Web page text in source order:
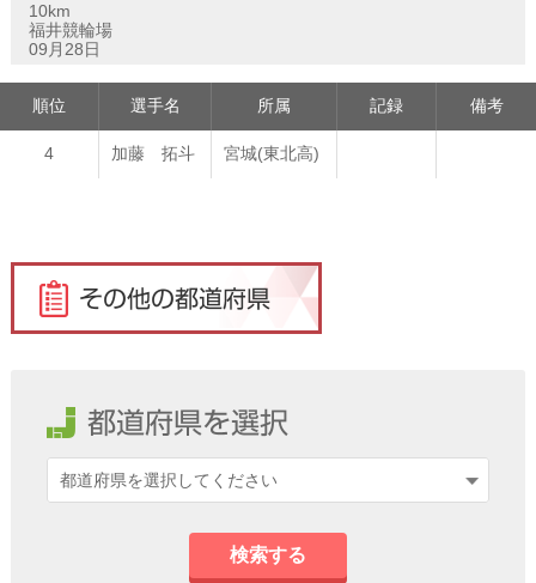
10km
福井競輪場
09月28日
順位 選手名 所属 記録 備考
4 加藤 拓斗 宮城(東北高)
検索する